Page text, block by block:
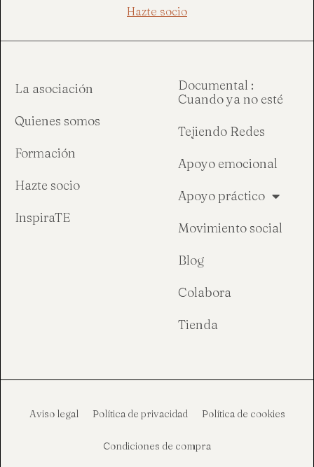
Hazte socio
La asociación
Quienes somos
Formación
Hazte socio
InspiraTE
Documental :
Cuando ya no esté
Tejiendo Redes
Apoyo emocional
Apoyo práctico
Movimiento social
Blog
Colabora
Tienda
Aviso legal Política de privacidad Política de cookies
Condiciones de compra